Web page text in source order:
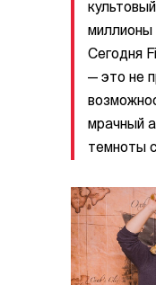
миллионы
Сегодня
— это не
мрачный
темноты